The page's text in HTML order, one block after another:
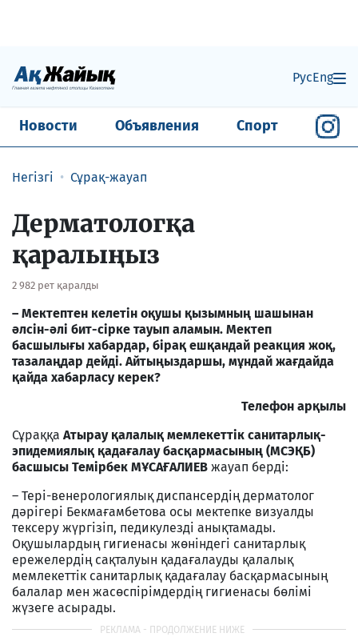
РусEng
Новости Объявления Спорт
Негізгі Сұрақ-жауап
Дерматологқа
қаралыңыз
2 982 рет қаралды
– Мектептен келетін оқушы қызымның шашынан
әлсін-әлі бит-сірке тауып аламын. Мектеп
басшылығы хабардар, бірақ ешқандай реакция жоқ,
тазалаңдар дейді. Айтыңыздаршы, мұндай жағдайда
қайда хабарласу керек?
Телефон арқылы
Сұраққа Атырау қалалық мемлекеттік санитарлық-
эпидемиялық қадағалау басқармасының (МСЭҚБ)
басшысы Темірбек МҰСАҒАЛИЕВ жауап берді:
– Тері-венерологиялық диспансердің дерматолог
дәрігері Бекмағамбетова осы мектепке визуалды
тексеру жүргізіп, педикулезді анықтамады.
Оқушылардың гигиенасы жөніндегі санитарлық
ережелердің сақталуын қадағалауды қалалық
мемлекеттік санитарлық қадағалау басқармасының
балалар мен жасөспірімдердің гигиенасы бөлімі
жүзеге асырады.